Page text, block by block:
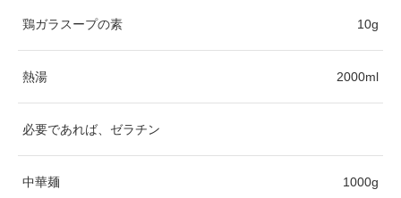
鶏ガラスープの素 10g
熱湯 2000ml
必要であれば、ゼラチン
中華麺 1000g